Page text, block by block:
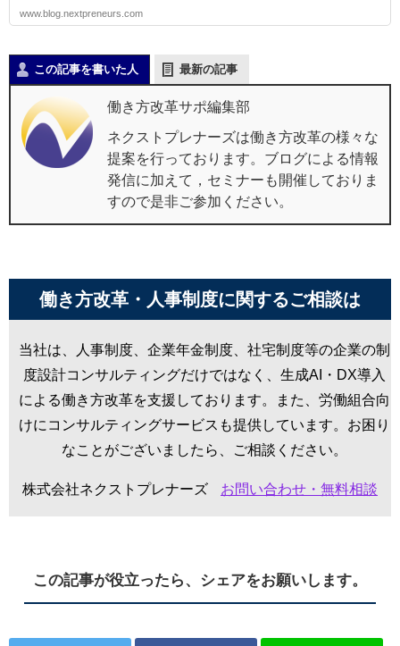
www.blog.nextpreneurs.com
この記事を書いた人 最新の記事
働き方改革サポ編集部
ネクストプレナーズは働き方改革の様々な
提案を行っております。ブログによる情報
発信に加えて，セミナーも開催しておりま
すので是非ご参加ください。
働き方改革・人事制度に関するご相談は
当社は、人事制度、企業年金制度、社宅制度等の企業の制
度設計コンサルティングだけではなく、生成AI・DX導入
による働き方改革を支援しております。また、労働組合向
けにコンサルティングサービスも提供しています。お困り
なことがございましたら、ご相談ください。
株式会社ネクストプレナーズ お問い合わせ・無料相談
この記事が役立ったら、シェアをお願いします。